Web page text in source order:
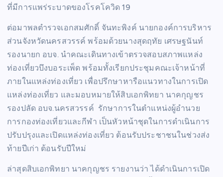
ที่มีการแพร่ระบาดของโรคโควิด 19
ต่อมาพลตำรวจเอกสมศักดิ์ จันทะพิงค์ นายกองค์การบริหาร
ส่วนจังหวัดนครสวรรค์ พร้อมด้วยนางสุดฤทัย เศรษฐนันท์
รองนายก อบจ. นำคณะเดินทางเข้าตรวจสอบสภาพแหล่ง
ท่องเที่ยวบึงบอระเพ็ด พร้อมทั้งเรียกประชุมคณะเจ้าหน้าที่
ภายในแหล่งท่องเที่ยว เพื่อปรึกษาหารือแนวทางในการเปิด
แหล่งท่องเที่ยว และมอบหมายให้สิบเอกพิทยา นาคกุญชร
รองปลัด อบจ.นครสวรรค์ รักษาการในตำแหน่งผู้อำนวย
การกองท่องเที่ยวและกีฬา เป็นหัวหน้าชุดในการดำเนินการ
ปรับปรุงและเปิดแหล่งท่องเที่ยว ต้อนรับประชาชนในช่วงส่ง
ท้ายปีเก่า ต้อนรับปีใหม่
ล่าสุดสิบเอกพิทยา นาคกุญชร รายงานว่า ได้ดำเนินการเปิด